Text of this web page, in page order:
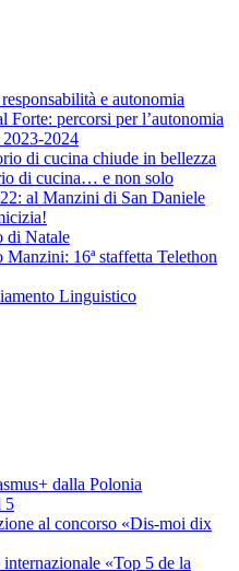
e autonomia
Forte: percorsi per l’autonomia
2024
di cucina chiude in bellezza
di cucina… e non solo
al Manzini di San Daniele
di Natale
Manzini: 16ª staffetta Telethon
Linguistico
dalla Polonia
5
al concorso «Dis-moi dix
«Top 5 de la